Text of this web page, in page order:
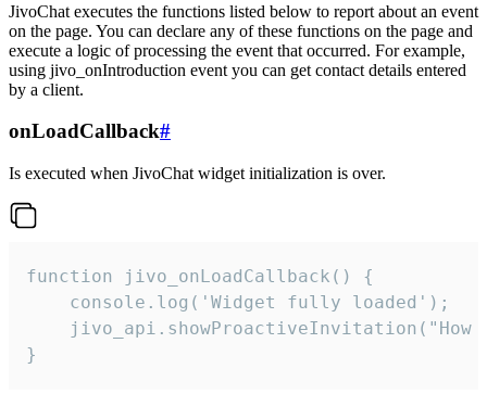
JivoChat executes the functions listed below to report about an event
on the page. You can declare any of these functions on the page and
execute a logic of processing the event that occurred. For example,
using jivo_onIntroduction event you can get contact details entered
by a client.
onLoadCallback#
Is executed when JivoChat widget initialization is over.
function jivo_onLoadCallback() {
    console.log('Widget fully loaded');
jivo_api.showProactiveInvitation("How
}